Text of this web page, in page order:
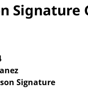
Signature
Signature